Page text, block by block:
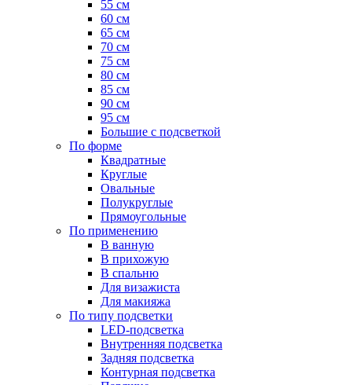
55 см
60 см
65 см
70 см
75 см
80 см
85 см
90 см
95 см
Большие с подсветкой
По форме
Квадратные
Круглые
Овальные
Полукруглые
Прямоугольные
По применению
В ванную
В прихожую
В спальню
Для визажиста
Для макияжа
По типу подсветки
LED-подсветка
Внутренняя подсветка
Задняя подсветка
Контурная подсветка